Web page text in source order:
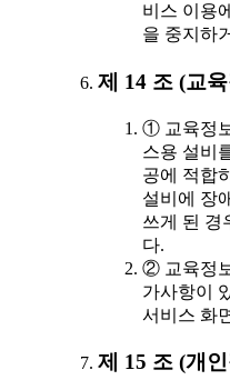
비스 이용
을 중지하
제 14 조 (교
① 교육정
스용 설비
공에 적합
설비에 장
쓰게 된 경
다.
② 교육정
가사항이
서비스 화
제 15 조 (개